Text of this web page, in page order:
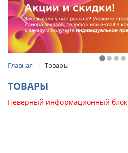
Главная Товары
ТОВАРЫ
Неверный информационный блок